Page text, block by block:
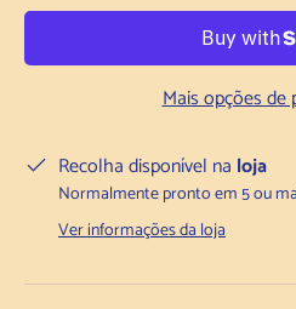
Mais opções de
Recolha disponível na loja
Normalmente pronto em 5 ou
Ver informações da loja